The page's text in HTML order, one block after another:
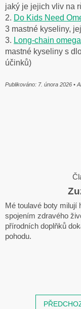
jaký je jejich vliv na
2. Do Kids Need
3 mastné kyseliny,
3. Long-chain
mastné kyseliny s
účinků)
Publikováno: 7. února 2026 •
Mé toulavé boty milují
spojením zdravého
přírodních doplňků
pohodu.